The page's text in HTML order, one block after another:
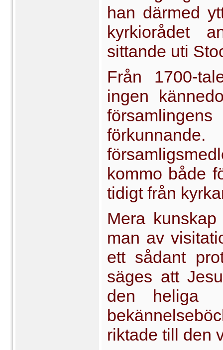
han därmed
kyrkiorådet
sittande uti
Från 1700-
ingen
kommo både
tidigt från
Mera
man av
ett sådant
säges att
den heliga
riktade till den